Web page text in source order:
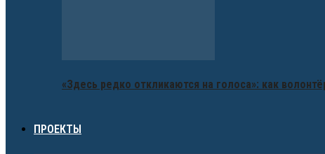
«Здесь редко откликаются на голоса»: как
ПРОЕКТЫ